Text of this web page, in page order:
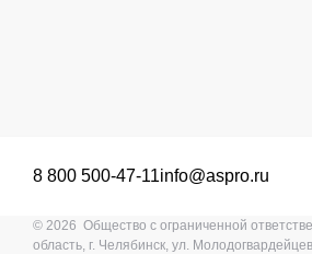
8 800 500-47-11info@aspro.ru
© 2026 Общество с ограниченной
область, г. Челябинск, ул.